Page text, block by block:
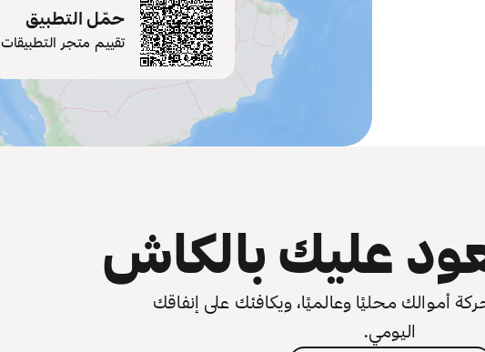
حمّل التطبيق
تقييم متجر التطبيقات
عليك بالكاش
محليًا وعالميًا، ويكافئك على إنفاقك
اليومي.